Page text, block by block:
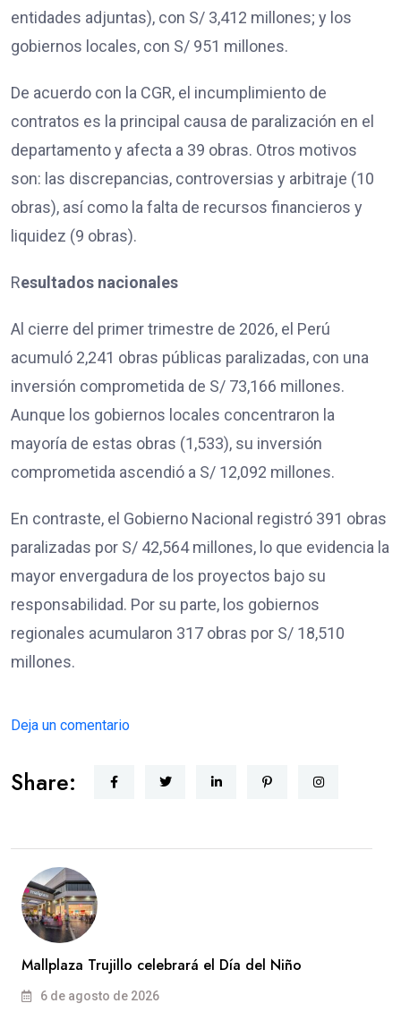
entidades adjuntas), con S/ 3,412 millones; y los
gobiernos locales, con S/ 951 millones.
De acuerdo con la CGR, el incumplimiento de
contratos es la principal causa de paralización en el
departamento y afecta a 39 obras. Otros motivos
son: las discrepancias, controversias y arbitraje (10
obras), así como la falta de recursos financieros y
liquidez (9 obras).
Resultados nacionales
Al cierre del primer trimestre de 2026, el Perú
acumuló 2,241 obras públicas paralizadas, con una
inversión comprometida de S/ 73,166 millones.
Aunque los gobiernos locales concentraron la
mayoría de estas obras (1,533), su inversión
comprometida ascendió a S/ 12,092 millones.
En contraste, el Gobierno Nacional registró 391 obras
paralizadas por S/ 42,564 millones, lo que evidencia la
mayor envergadura de los proyectos bajo su
responsabilidad. Por su parte, los gobiernos
regionales acumularon 317 obras por S/ 18,510
millones.
Deja un comentario
Share:
Mallplaza Trujillo celebrará el Día del Niño
6 de agosto de 2026